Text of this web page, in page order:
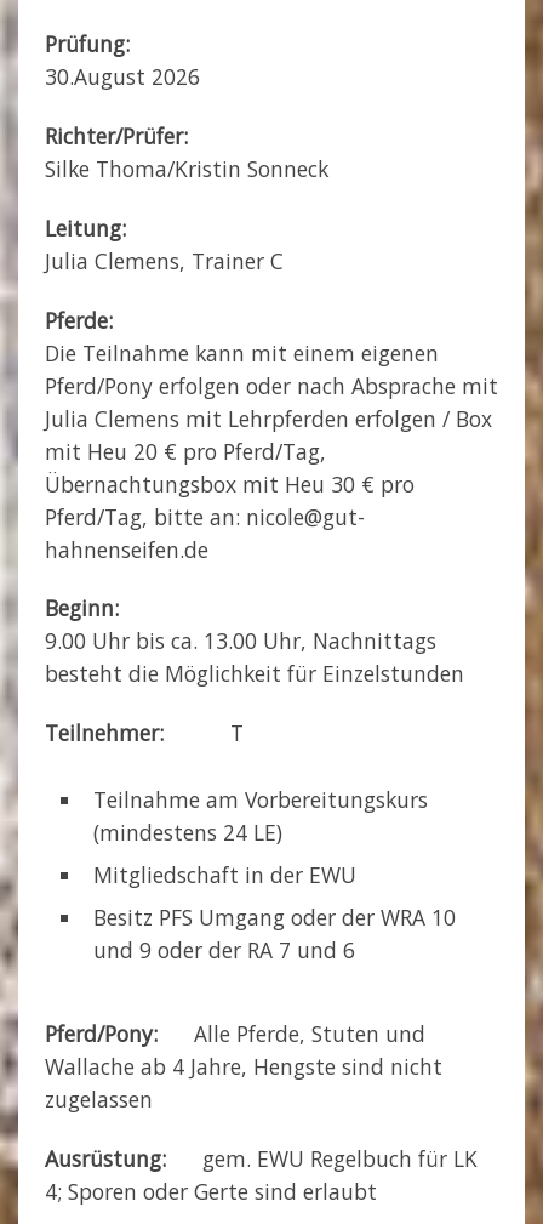
Prüfung:
30.August 2026
Richter/Prüfer:
Silke Thoma/Kristin Sonneck
Leitung:
Julia Clemens, Trainer C
Pferde:
Die Teilnahme kann mit einem eigenen
Pferd/Pony erfolgen oder nach Absprache mit
Julia Clemens mit Lehrpferden erfolgen / Box
mit Heu 20 € pro Pferd/Tag,
Übernachtungsbox mit Heu 30 € pro
Pferd/Tag, bitte an: nicole@gut-
hahnenseifen.de
Beginn:
9.00 Uhr bis ca. 13.00 Uhr, Nachnittags
besteht die Möglichkeit für Einzelstunden
Teilnehmer:T
Teilnahme am Vorbereitungskurs
(mindestens 24 LE)
Mitgliedschaft in der EWU
Besitz PFS Umgang oder der WRA 10
und 9 oder der RA 7 und 6
Pferd/Pony:
Alle Pferde, Stuten und
Wallache ab 4 Jahre, Hengste sind nicht
zugelassen
Ausrüstung:gem. EWU Regelbuch für LK
4; Sporen oder Gerte sind erlaubt